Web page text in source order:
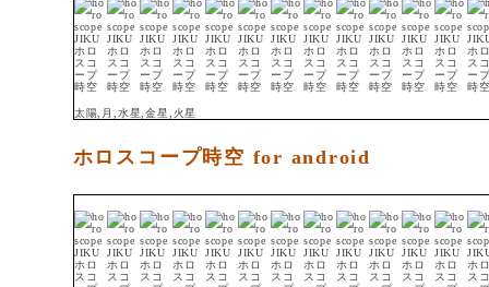
太陽,月,水星,金星,火星
ホロスコープ時空 for android